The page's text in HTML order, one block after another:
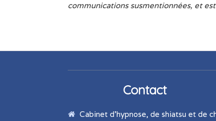
communications susmentionnées, et
Contact
Cabinet d'hypnose, de shiatsu et de